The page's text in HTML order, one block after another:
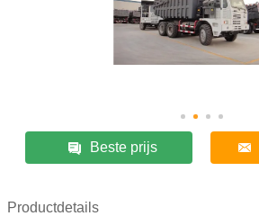
Beste prijs
Productdetails